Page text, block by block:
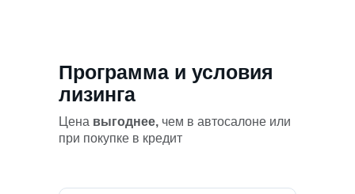
Программа и условия
лизинга
Цена выгоднее, чем в автосалоне или
при покупке в кредит